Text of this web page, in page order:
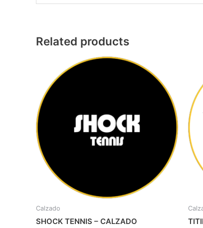
Related products
Calzado
SHOCK TENNIS – CALZADO